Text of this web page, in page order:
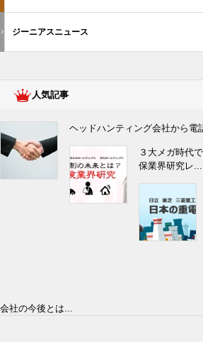
ジーニアスニュース
人気記事
ヘッドハンティング会社から電
３大メガ時代
保業界研究レ...
会社の今後とは...